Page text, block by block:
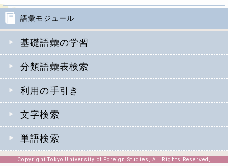
語彙モジュール
基礎語彙の学習
分類語彙表検索
利用の手引き
文字検索
単語検索
Copyright Tokyo University of Foreign Studies, All Rights Reserved,